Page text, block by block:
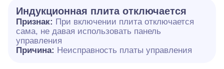
Индукционная плита отключается
Признак: При включении плита отключается
сама, не давая использовать панель
управления
Причина: Неисправность платы управления